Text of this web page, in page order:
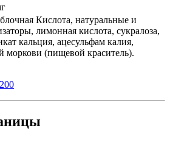
Кислота, натуральные и
лимонная кислота, сукралоза,
кальция, ацесульфам калия,
моркови (пищевой краситель).